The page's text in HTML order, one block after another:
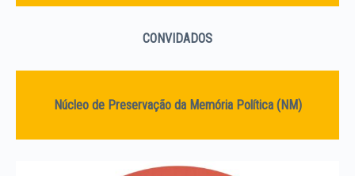
CONVIDADOS
Núcleo de Preservação da Memória Política (NM)